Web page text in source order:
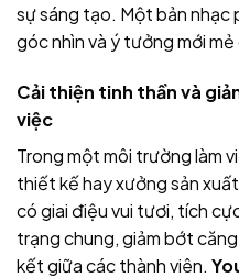
sự sáng tạo. Một bản nhạc
góc nhìn và ý tưởng mới mẻ
Cải thiện tinh thần và
việc
Trong một môi trường làm
thiết kế hay xưởng sản
có giai điệu vui tươi, tích
trạng chung, giảm bớt
kết giữa các thành viên.